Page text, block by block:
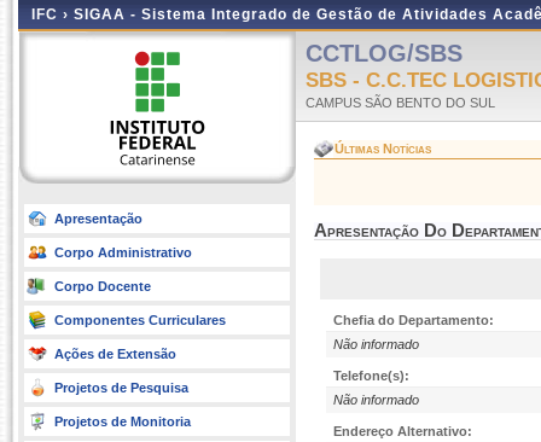
IFC › SIGAA - Sistema Integrado de Gestão de Atividades
Apresentação
Corpo Administrativo
Corpo Docente
Componentes Curriculares
Ações de Extensão
Projetos de Pesquisa
Projetos de Monitoria
CCTLOG/SBS
SBS - C.C.TEC
CAMPUS SÃO BENTO DO SUL
Últimas Notícias
Apresentação Do
Chefia do Departamento:
Não informado
Telefone(s):
Não informado
Endereço Alternativo: